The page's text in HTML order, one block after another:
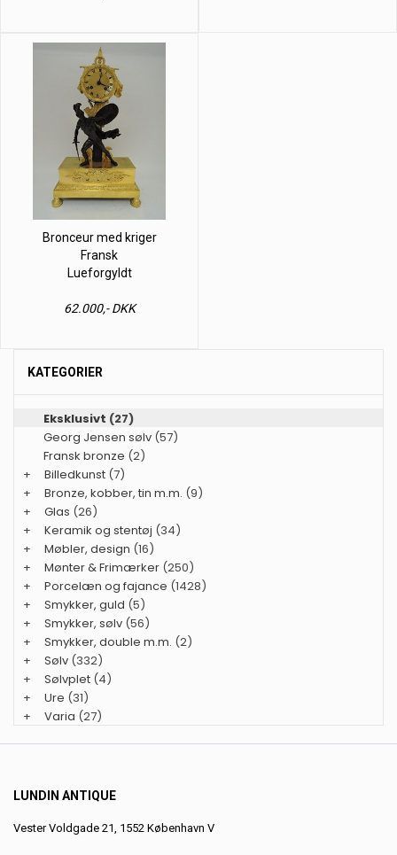
Bronceur med kriger
Fransk
Lueforgyldt
62.000,- DKK
KATEGORIER
Eksklusivt (27)
Georg Jensen sølv (57)
Fransk bronze (2)
+
Billedkunst (7)
+
Bronze, kobber, tin m.m. (9)
+
Glas (26)
+
Keramik og stentøj (34)
+
Møbler, design (16)
+
Mønter & Frimærker (250)
+
Porcelæn og fajance (1428)
+
Smykker, guld (5)
+
Smykker, sølv (56)
+
Smykker, double m.m. (2)
+
Sølv (332)
+
Sølvplet (4)
+
Ure (31)
+
Varia (27)
LUNDIN ANTIQUE
Vester Voldgade 21, 1552 København V